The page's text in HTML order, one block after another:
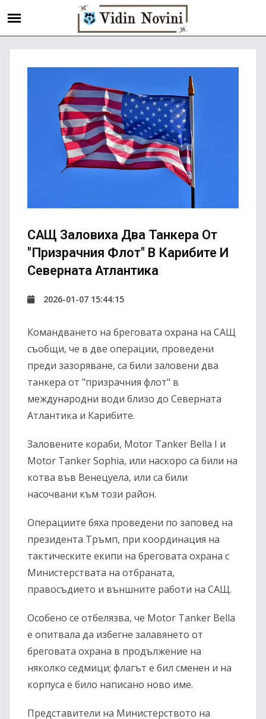
САЩ Заловиха Два Танкера От
"призрачния Флот" В Карибите И
Северната Атлантика
2026-01-07 15:44:15
Командването на бреговата охрана на САЩ
съобщи, че в две операции, проведени
преди зазоряване, са били заловени два
танкера от "призрачния флот" в
международни води близо до Северната
Атлантика и Карибите.
Заловените кораби, Motor Tanker Bella I и
Motor Tanker Sophia, или наскоро са били на
котва във Венецуела, или са били
насочвани към този район.
Операциите бяха проведени по заповед на
президента Тръмп, при координация на
тактическите екипи на бреговата охрана с
Министерствата на отбраната,
правосъдието и външните работи на САЩ.
Особено се отбелязва, че Motor Tanker Bella
е опитвала да избегне залавянето от
бреговата охрана в продължение на
няколко седмици; флагът е бил сменен и на
корпуса е било написано ново име.
Представители на Министерството на